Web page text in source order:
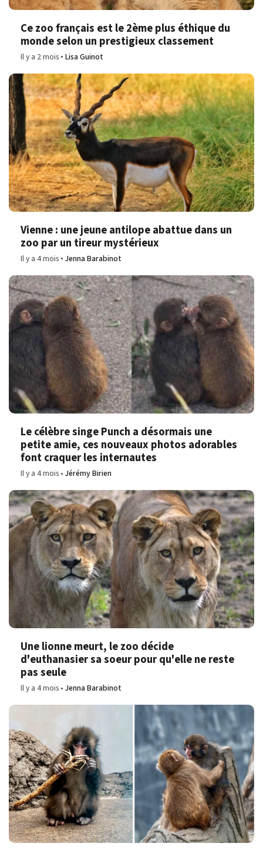
Ce zoo français est le 2ème plus éthique du
monde selon un prestigieux classement
Il y a 2 mois Lisa Guinot
Vienne : une jeune antilope abattue dans un
zoo par un tireur mystérieux
Il y a 4 mois Jenna Barabinot
Le célèbre singe Punch a désormais une
petite amie, ces nouveaux photos adorables
font craquer les internautes
Il y a 4 mois Jérémy Birien
Une lionne meurt, le zoo décide
d'euthanasier sa soeur pour qu'elle ne reste
pas seule
Il y a 4 mois Jenna Barabinot